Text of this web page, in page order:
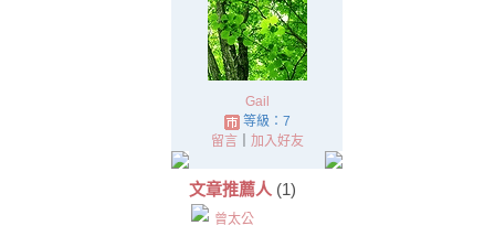
Gail
等級：7
留言｜ 加入好友
文章推薦人 (1)
曾太公